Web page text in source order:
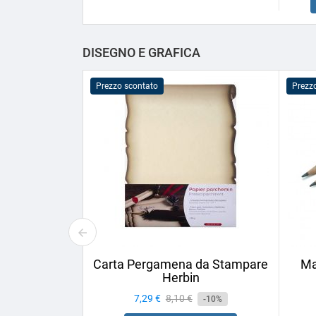
DISEGNO E GRAFICA
Prezzo scontato
Carta Pergamena da Stampare
Herbin
Prezzo
7,29 € Prezzo
base
8,10 € -10%